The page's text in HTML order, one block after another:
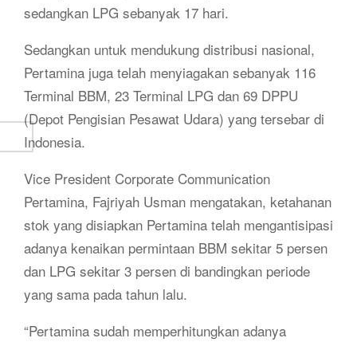
sedangkan LPG sebanyak 17 hari.
Sedangkan untuk mendukung distribusi nasional,
Pertamina juga telah menyiagakan sebanyak 116
Terminal BBM, 23 Terminal LPG dan 69 DPPU
(Depot Pengisian Pesawat Udara) yang tersebar di
Indonesia.
Vice President Corporate Communication
Pertamina, Fajriyah Usman mengatakan, ketahanan
stok yang disiapkan Pertamina telah mengantisipasi
adanya kenaikan permintaan BBM sekitar 5 persen
dan LPG sekitar 3 persen di bandingkan periode
yang sama pada tahun lalu.
“Pertamina sudah memperhitungkan adanya